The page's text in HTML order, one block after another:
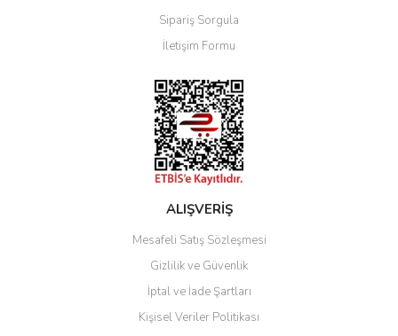
Ürün bilgilerinde hatalar bulunuyor.
Ürün fiyatı diğer sitelerden daha pahalı.
Gönder
Sipariş Sorgula
İletişim Formu
ALIŞVERİŞ
Mesafeli Satış Sözleşmesi
Gizlilik ve Güvenlik
İptal ve İade Şartları
Kişisel Veriler Politikası